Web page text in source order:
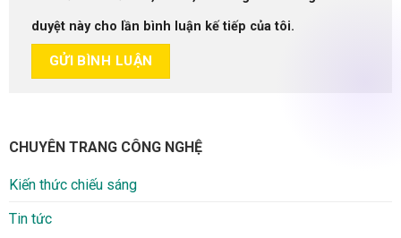
duyệt này cho lần bình luận kế tiếp của tôi.
CHUYÊN TRANG CÔNG NGHỆ
Kiến thức chiếu sáng
Tin tức